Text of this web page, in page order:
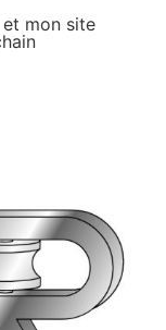
mon site